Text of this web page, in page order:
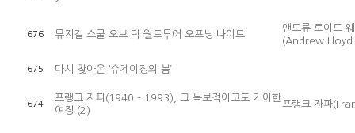
676 뮤지컬 스쿨 오브 락 월드투어 오프닝 나이트
앤드류 로이드
(Andrew
675 다시 찾아온 ‘슈게이징의 봄’
674
프랭크 자파(1940 - 1993), 그 독보적이고도 기이한
여정 (2)
프랭크 자파